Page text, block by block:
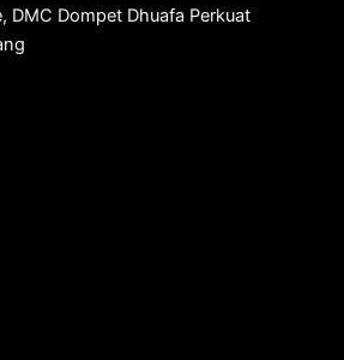
DMC Dompet Dhuafa Perkuat